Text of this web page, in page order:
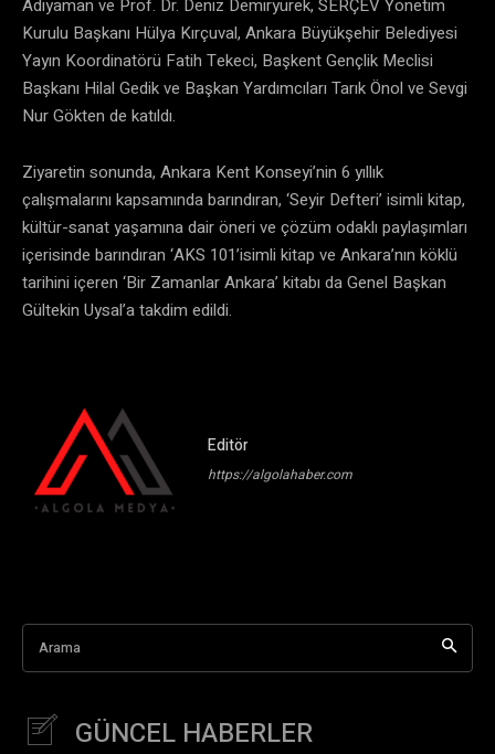
Adıyaman ve Prof. Dr. Deniz Demiryürek, SERÇEV Yönetim
Kurulu Başkanı Hülya Kırçuval, Ankara Büyükşehir Belediyesi
Yayın Koordinatörü Fatih Tekeci, Başkent Gençlik Meclisi
Başkanı Hilal Gedik ve Başkan Yardımcıları Tarık Önol ve Sevgi
Nur Gökten de katıldı.
Ziyaretin sonunda, Ankara Kent Konseyi’nin 6 yıllık
çalışmalarını kapsamında barındıran, ‘Seyir Defteri’ isimli kitap,
kültür-sanat yaşamına dair öneri ve çözüm odaklı paylaşımları
içerisinde barındıran ‘AKS 101’isimli kitap ve Ankara’nın köklü
tarihini içeren ‘Bir Zamanlar Ankara’ kitabı da Genel Başkan
Gültekin Uysal’a takdim edildi.
Editör
https://algolahaber.com
Arama
GÜNCEL HABERLER